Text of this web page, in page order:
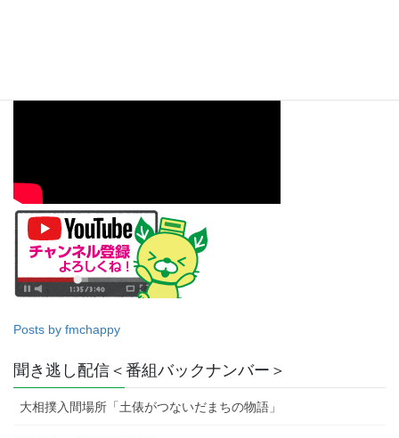
Posts by fmchappy
聞き逃し配信＜番組バックナンバー＞
大相撲入間場所「土俵がつないだまちの物語」